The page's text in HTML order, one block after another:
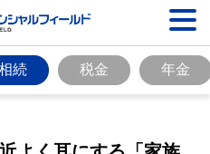
続 税金 年金